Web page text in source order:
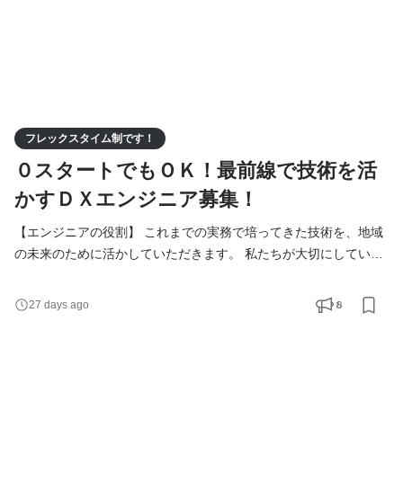
フレックスタイム制です！
０スタートでもＯＫ！最前線で技術を活
かすＤＸエンジニア募集！
【エンジニアの役割】 これまでの実務で培ってきた技術を、地域
の未来のために活かしていただきます。 私たちが大切にしている
の方々の暮らしや、地方の企業の業務がどう変わるかです。その
27 days ago 8